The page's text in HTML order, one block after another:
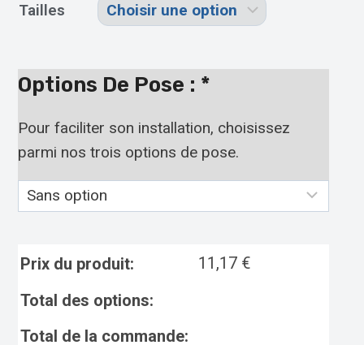
Tailles
Options De Pose : *
Pour faciliter son installation, choisissez
parmi nos trois options de pose.
Prix du produit: 11,17 €
Total des options:
Total de la commande: